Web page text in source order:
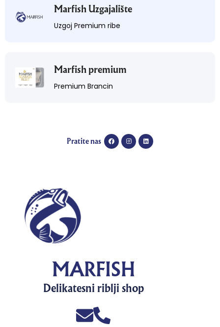
Marfish Uzgajalište
Uzgoj Premium ribe
Marfish premium
Premium Brancin
Pratite nas
MARFISH
Delikatesni riblji shop